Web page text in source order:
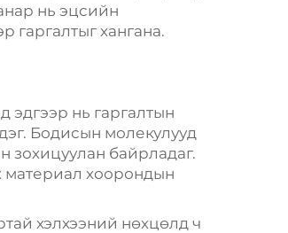
нь эцсийн
гаргалтыг хангана.
эдгээр нь гаргалтын
Бодисын молекулууд
зохицуулан байрладаг.
материал хоорондын
хэлхээний нөхцөлд ч